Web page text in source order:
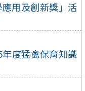
用及創新獎」活
度猛禽保育知識